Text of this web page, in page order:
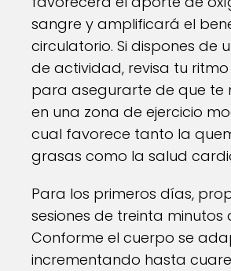
sangre y amplificará el
circulatorio. Si dispones de
de actividad, revisa tu
para asegurarte de que te
en una zona de ejercicio
cual favorece tanto la
grasas como la salud
Para los primeros días,
sesiones de treinta minutos
Conforme el cuerpo se
incrementando hasta